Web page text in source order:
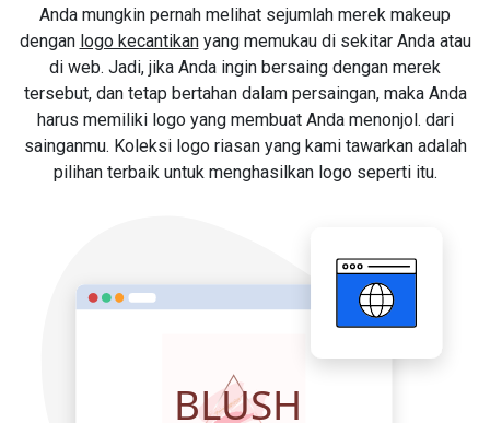
Anda mungkin pernah melihat sejumlah merek makeup
dengan logo kecantikanyang memukau di sekitar Anda atau
di web. Jadi, jika Anda ingin bersaing dengan merek
tersebut, dan tetap bertahan dalam persaingan, maka Anda
harus memiliki logo yang membuat Anda menonjol. dari
sainganmu. Koleksi logo riasan yang kami tawarkan adalah
pilihan terbaik untuk menghasilkan logo seperti itu.